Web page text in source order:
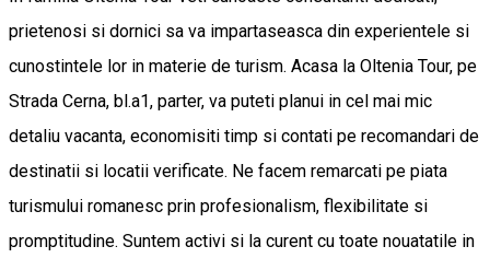
prietenosi si dornici sa va impartaseasca din experientele si
cunostintele lor in materie de turism. Acasa la Oltenia Tour, pe
Strada Cerna, bl.a1, parter, va puteti planui in cel mai mic
detaliu vacanta, economisiti timp si contati pe recomandari de
destinatii si locatii verificate. Ne facem remarcati pe piata
turismului romanesc prin profesionalism, flexibilitate si
promptitudine. Suntem activi si la curent cu toate nouatatile in